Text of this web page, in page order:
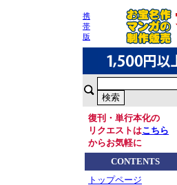
携
帯
版
復刊・単行本化の
リクエストはこちら
からお気軽に
CONTENTS
トップページ